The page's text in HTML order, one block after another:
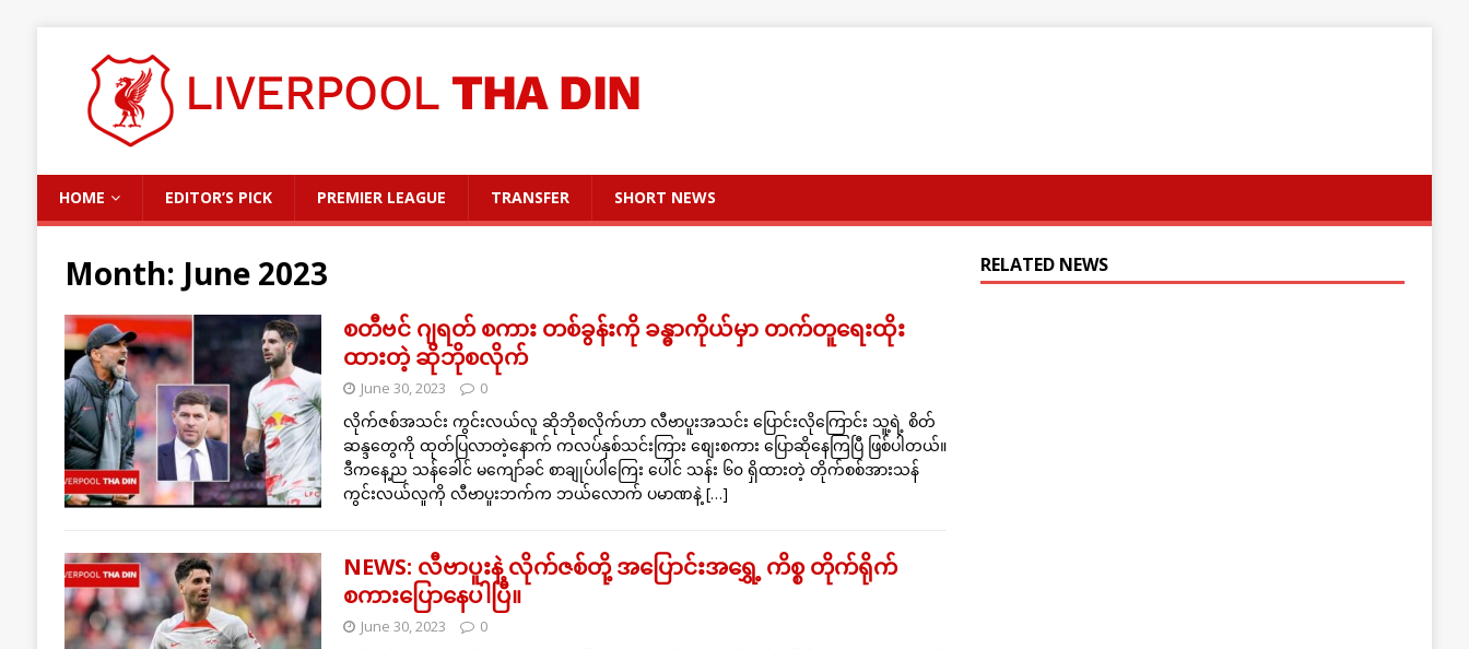
HOME EDITOR’S PICK PREMIER LEAGUE TRANSFER SHORT NEWS
Month: June 2023
စတီဗင် ဂျရတ် စကား တစ်ခွန်းကို ခန္ဓာကိုယ်မှာ တက်တူရေးထိုး
ထားတဲ့ ဆိုဘိုစလိုက်
June 30, 2023 0
လိုက်ဇစ်အသင်း ကွင်းလယ်လူ ဆိုဘိုစလိုက်ဟာ လီဗာပူးအသင်း ပြောင်းလိုကြောင်း သူ့ရဲ့ စိတ်
ဆန္ဒတွေကို ထုတ်ပြလာတဲ့နောက် ကလပ်နှစ်သင်းကြား စျေးစကား ပြောဆိုနေကြပြီ ဖြစ်ပါတယ်။
ဒီကနေ့ည သန်ခေါင် မကျော်ခင် စာချုပ်ပါကြေး ပေါင် သန်း ၆၀ ရှိထားတဲ့ တိုက်စစ်အားသန်
ကွင်းလယ်လူကို လီဗာပူးဘက်က ဘယ်လောက် ပမာဏနဲ့ […]
NEWS: လီဗာပူးနဲ့ လိုက်ဇစ်တို့ အပြောင်းအရွှေ့ ကိစ္စ တိုက်ရိုက်
စကားပြောနေပါပြီ။
June 30, 2023 0
RELATED NEWS